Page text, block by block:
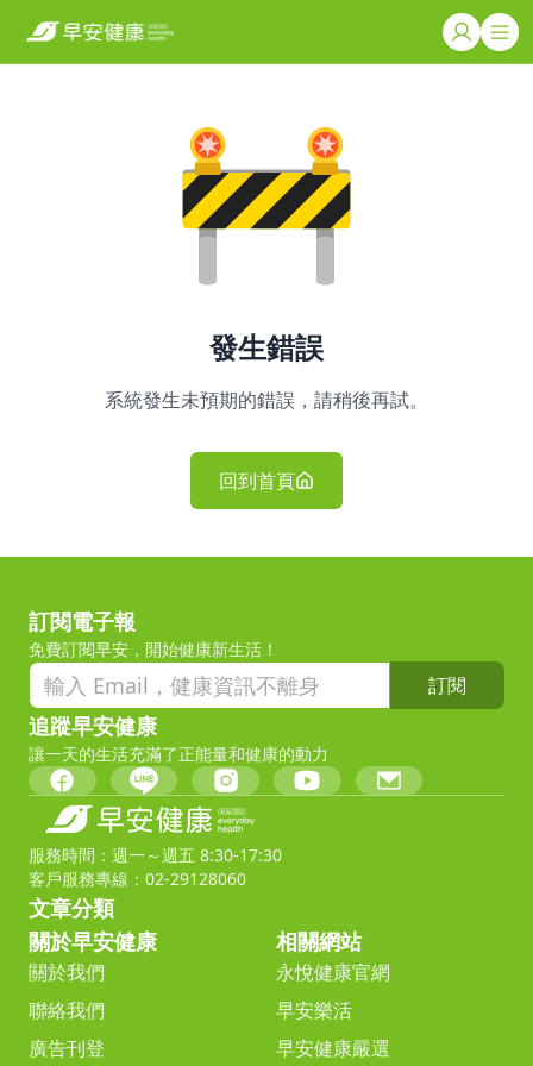
發生錯誤
系統發生未預期的錯誤，請稍後再試。
回到首頁
訂閱電子報
免費訂閱早安，開始健康新生活！
訂閱
追蹤早安健康
讓一天的生活充滿了正能量和健康的動力
服務時間：週一～週五 8:30-17:30
客戶服務專線：02-29128060
文章分類
關於早安健康
關於我們
聯絡我們
廣告刊登
相關網站
永悅健康官網
早安樂活
早安健康嚴選